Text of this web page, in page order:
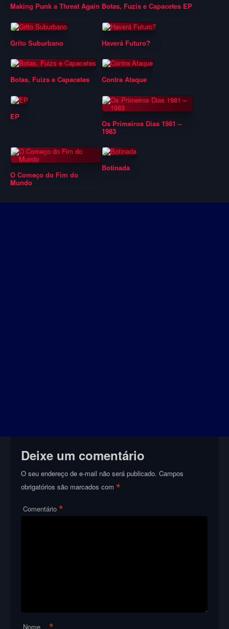
Making Punk a Threat Again Botas, Fuzis e Capacetes EP
Grito Suburbano Haverá Futuro?
Botas, Fuizs e Capacetes Contra Ataque
EP
Os Primeiros Dias 1981 –
1983
O Começo do Fim do
Mundo
Botinada
Deixe um comentário
O seu endereço de e-mail não será publicado. Campos
obrigatórios são marcados com*
Comentário *
Nome